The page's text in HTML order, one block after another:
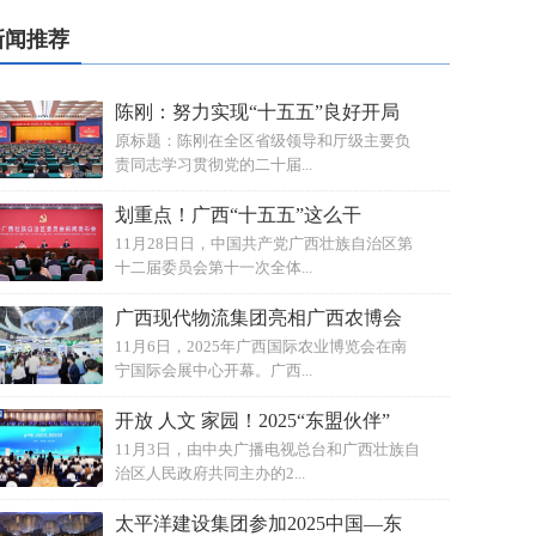
闻推荐
陈刚：努力实现“十五五”良好开局
原标题：陈刚在全区省级领导和厅级主要负
责同志学习贯彻党的二十届...
划重点！广西“十五五”这么干
11月28日日，中国共产党广西壮族自治区第
十二届委员会第十一次全体...
广西现代物流集团亮相广西农博会
11月6日，2025年广西国际农业博览会在南
宁国际会展中心开幕。广西...
开放 人文 家园！2025“东盟伙伴”
11月3日，由中央广播电视总台和广西壮族自
治区人民政府共同主办的2...
太平洋建设集团参加2025中国—东